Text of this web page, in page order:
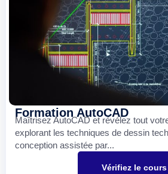
Formation AutoCAD
Maîtrisez AutoCAD et révélez tout
explorant les techniques de dessin
conception assistée par...
Vérifiez le cours